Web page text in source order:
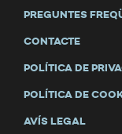
PREGUNTES
CONTACTE
POLÍTICA DE
POLÍTICA DE
AVÍS LEGAL